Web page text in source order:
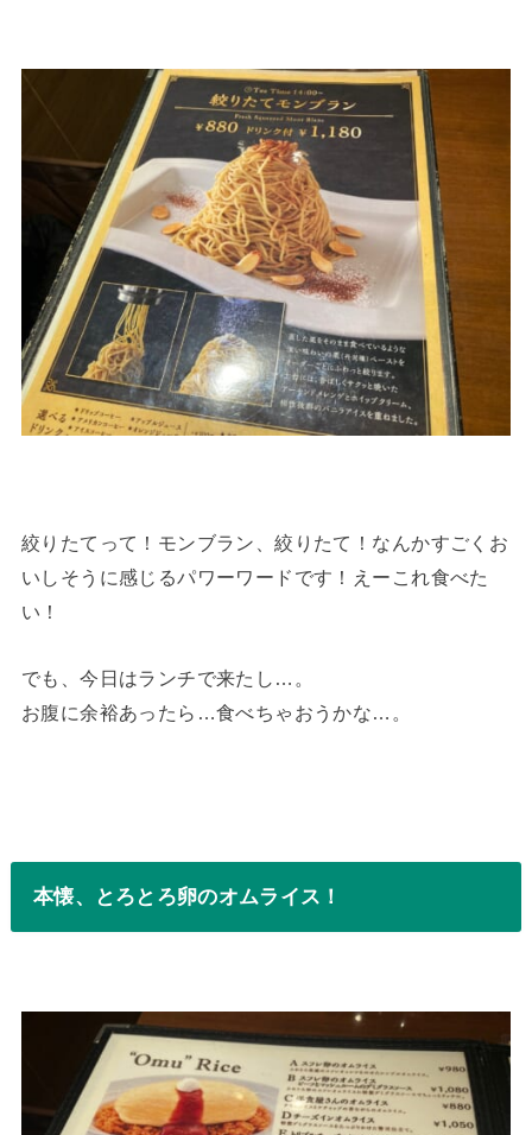
絞りたてって！モンブラン、絞りたて！なんかすごくお
いしそうに感じるパワーワードです！えーこれ食べた
い！
でも、今日はランチで来たし…。
お腹に余裕あったら…食べちゃおうかな…。
本懐、とろとろ卵のオムライス！